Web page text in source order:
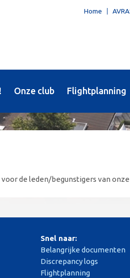
Home
Onze club Flightplanning
de leden/begunstigers van
Snel naar:
Belangrijke documenten
Discrepancy logs
Flightplanning